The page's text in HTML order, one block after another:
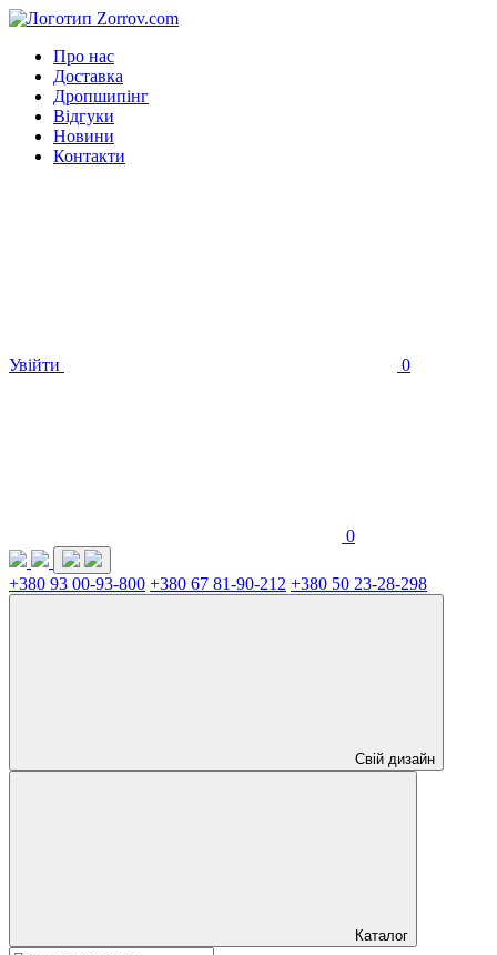
Про нас
Доставка
Дропшипінг
Відгуки
Новини
Контакти
Увійти 0
0
+380 93 00-93-800 +380 67 81-90-212 +380 50 23-28-298
Свій дизайн
Каталог